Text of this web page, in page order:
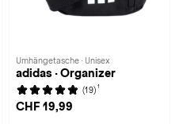
Umhängetasche · Unisex
adidas · Organizer
(19) 1
CHF 19,99